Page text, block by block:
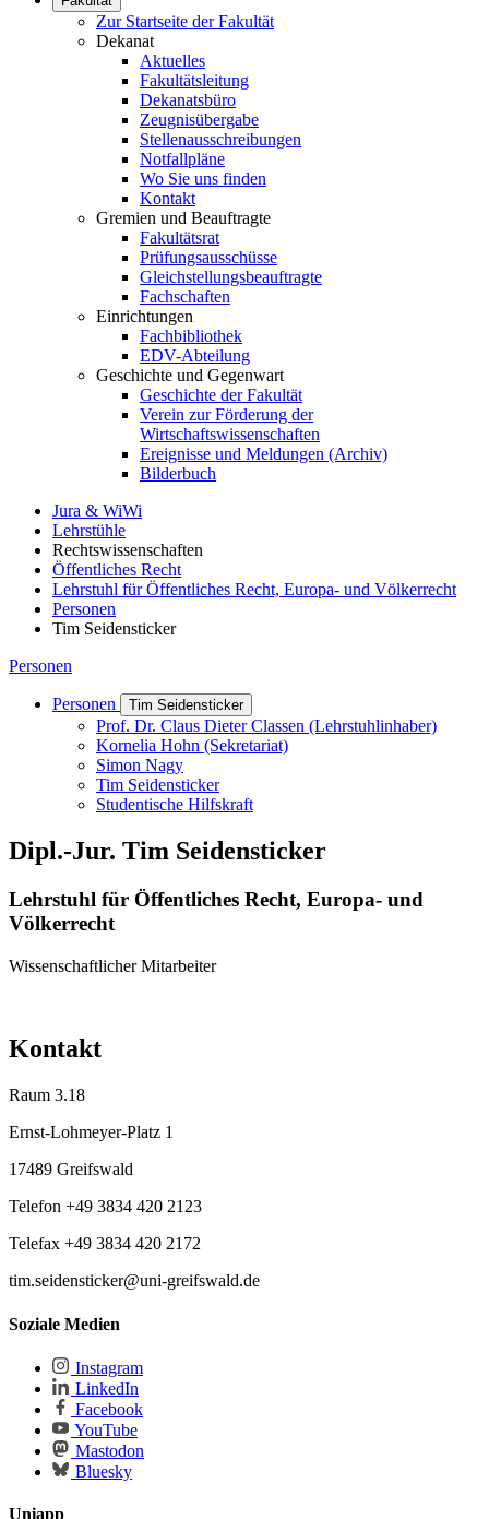
Zur Startseite der Fakultät
Dekanat
Aktuelles
Fakultätsleitung
Dekanatsbüro
Zeugnisübergabe
Stellenausschreibungen
Notfallpläne
Wo Sie uns finden
Kontakt
Gremien und Beauftragte
Fakultätsrat
Prüfungsausschüsse
Gleichstellungsbeauftragte
Fachschaften
Einrichtungen
Fachbibliothek
EDV-Abteilung
Geschichte und Gegenwart
Geschichte der Fakultät
Verein zur Förderung der
Wirtschaftswissenschaften
Ereignisse und Meldungen (Archiv)
Bilderbuch
Jura & WiWi
Lehrstühle
Rechtswissenschaften
Öffentliches Recht
Lehrstuhl für Öffentliches Recht, Europa- und Völkerrecht
Personen
Tim Seidensticker
Personen
Personen Tim Seidensticker
Prof. Dr. Claus Dieter Classen (Lehrstuhlinhaber)
Kornelia Hohn (Sekretariat)
Simon Nagy
Tim Seidensticker
Studentische Hilfskraft
Dipl.-Jur. Tim Seidensticker
Lehrstuhl für Öffentliches Recht, Europa- und
Völkerrecht
Wissenschaftlicher Mitarbeiter
Kontakt
Raum 3.18
Ernst-Lohmeyer-Platz 1
17489 Greifswald
Telefon +49 3834 420 2123
Telefax +49 3834 420 2172
tim.seidensticker@uni-greifswald.de
Soziale Medien
Instagram
LinkedIn
Facebook
YouTube
Mastodon
Bluesky
Uniapp